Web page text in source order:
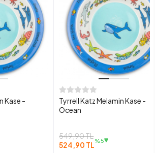
Kase -
Tyrrell Katz Melamin Kase -
Ocean
549,90 TL
524,90 TL%5